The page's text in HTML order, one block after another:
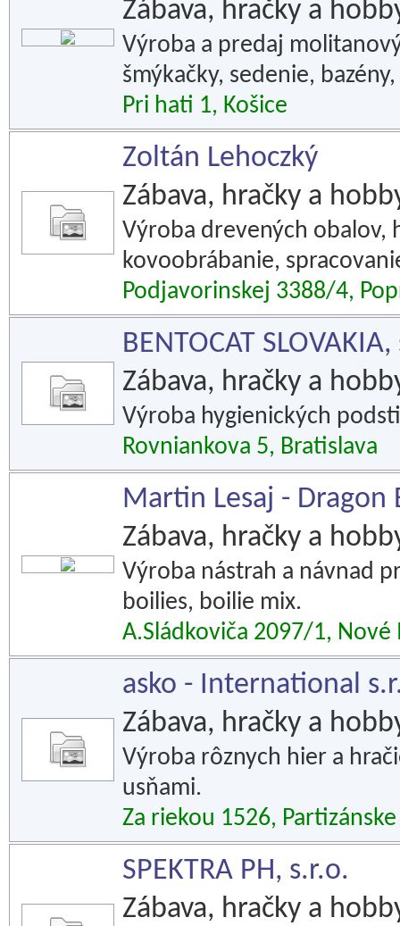
Zábava, hračky a
Výroba a predaj
šmýkačky, sedenie,
Pri hati 1, Košice
Zoltán Lehoczký
Zábava, hračky a
Výroba drevených obalov,
kovoobrábanie,
Podjavorinskej 3388/4,
BENTOCAT
Zábava, hračky a
Výroba hygienických
Rovniankova 5, Bratislava
Martin Lesaj - Dragon
Zábava, hračky a
Výroba nástrah a návnad
boilies, boilie mix.
A.Sládkoviča 2097/1,
asko - International
Zábava, hračky a
Výroba rôznych hier a
usňami.
Za riekou 1526, Partizánske
SPEKTRA PH, s.r.o.
Zábava, hračky a